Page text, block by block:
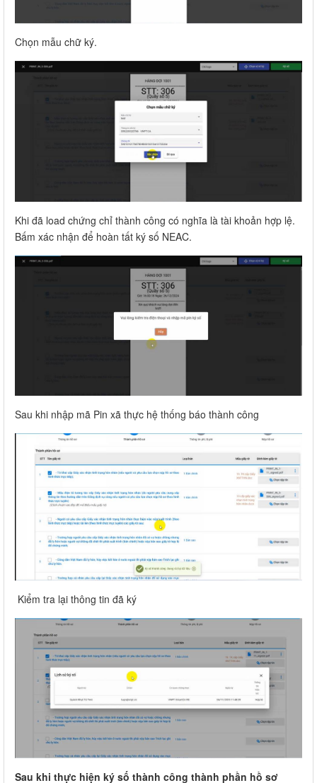
Chọn mẫu chữ ký.
Khi đã load chứng chỉ thành công có nghĩa là tài khoản hợp lệ.
Bấm xác nhận để hoàn tất ký số NEAC.
Sau khi nhập mã Pin xã thực hệ thống báo thành công
Kiểm tra lại thông tin đã ký
Sau khi thực hiện ký số thành công thành phần hồ sơ